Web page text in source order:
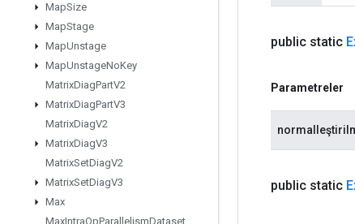
MapSize
MapStage
MapUnstage
MapUnstageNoKey
MatrixDiagPartV2
MatrixDiagPartV3
MatrixDiagV2
MatrixDiagV3
MatrixSetDiagV2
MatrixSetDiagV3
Max
MaxIntraOpParallelismDataset
public static
Parametreler
public static